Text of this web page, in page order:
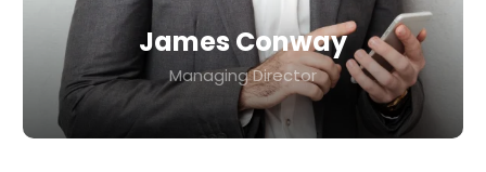
James Conway
Managing Director